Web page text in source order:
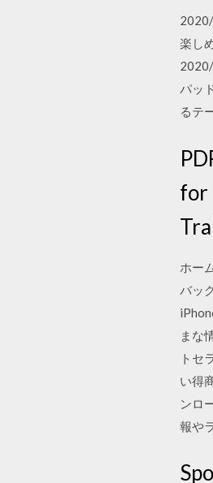
楽し
パッ
るテ
for
ホー
バッ
まな
トセ
い得
ンロ
報や